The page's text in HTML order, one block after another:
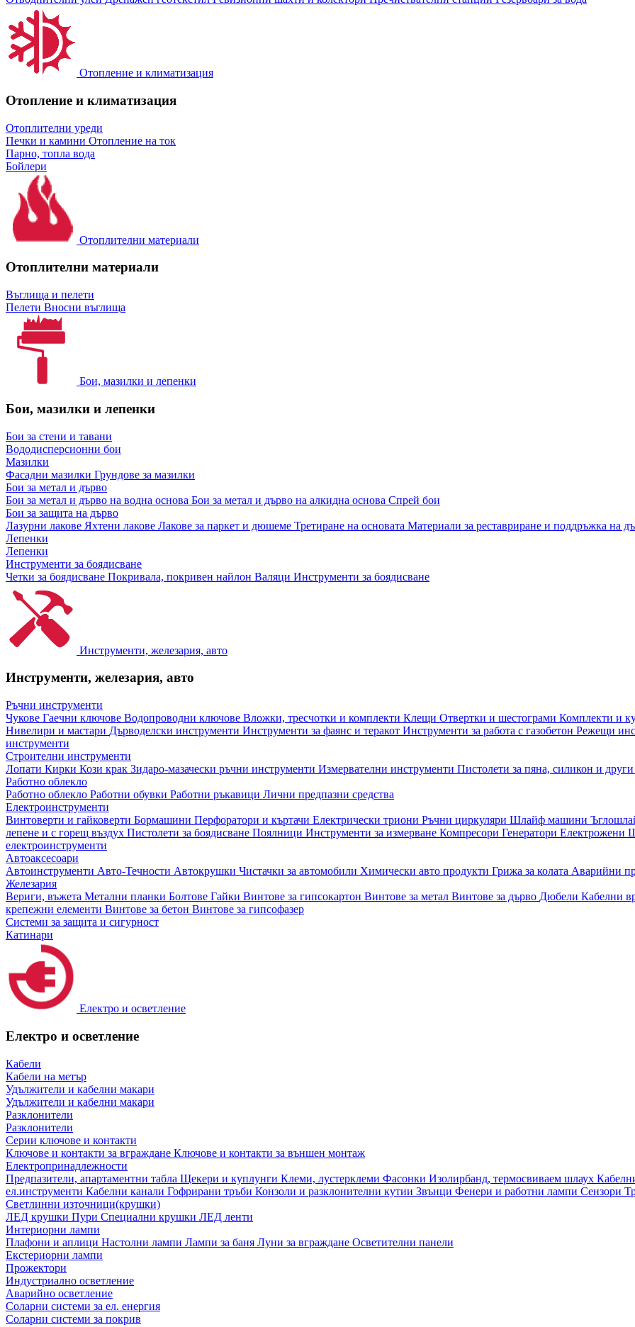
Отопление и климатизация
Отопление и климатизация
Отоплителни уреди
Печки и камини Отопление на ток
Парно, топла вода
Бойлери
Отоплителни материали
Отоплителни материали
Въглища и пелети
Пелети Вносни въглища
Бои, мазилки и лепенки
Бои, мазилки и лепенки
Бои за стени и тавани
Вододисперсионни бои
Мазилки
Фасадни мазилки Грундове за мазилки
Бои за метал и дърво
Бои за метал и дърво на водна основа Бои за метал и дърво на алкидна основа Спрей бои
Бои за защита на дърво
Лазурни лакове Яхтени лакове Лакове за паркет и дюшеме Третиране на основата Материали за реставриране и поддръжка на
Лепенки
Лепенки
Инструменти за боядисване
Четки за боядисване Покривала, покривен найлон Валяци Инструменти за боядисване
Инструменти, железария, авто
Инструменти, железария, авто
Ръчни инструменти
Чукове Гаечни ключове Водопроводни ключове Вложки, тресчотки и комплекти Клещи Отвертки и шестограми Комплекти и
Нивелири и мастари Дърводелски инструменти Инструменти за фаянс и теракот Инструменти за работа с газобетон Режещи
инструменти
Строителни инструменти
Лопати Кирки Кози крак Зидаро-мазачески ръчни инструменти Измервателни инструменти Пистолети за пяна, силикон и
Работно облекло
Работно облекло Работни обувки Работни ръкавици Лични предпазни средства
Електроинструменти
Винтоверти и гайковерти Бормашини Перфоратори и къртачи Електрически триони Ръчни циркуляри Шлайф машини
лепене и с горещ въздух Пистолети за боядисване Поялници Инструменти за измерване Компресори Генератори Електрожени
електроинструменти
Автоаксесоари
Автоинструменти Авто-Течности Автокрушки Чистачки за автомобили Химически авто продукти Грижа за колата Аварийни
Железария
Вериги, въжета Метални планки Болтове Гайки Винтове за гипсокартон Винтове за метал Винтове за дърво Дюбели Кабелни
крепежни елементи Винтове за бетон Винтове за гипсофазер
Системи за защита и сигурност
Катинари
Електро и осветление
Електро и осветление
Кабели
Кабели на метър
Удължители и кабелни макари
Удължители и кабелни макари
Разклонители
Разклонители
Серии ключове и контакти
Ключове и контакти за вграждане Ключове и контакти за външен монтаж
Електропринадлежности
Предпазители, апартаментни табла Щекери и куплунги Клеми, лустерклеми Фасонки Изолирбанд, термосвиваем шлаух
ел.инструменти Кабелни канали Гофрирани тръби Конзоли и разклонителни кутии Звънци Фенери и работни лампи Сензори
Светлинни източници(крушки)
ЛЕД крушки Пури Специални крушки ЛЕД ленти
Интериорни лампи
Плафони и аплици Настолни лампи Лампи за баня Луни за вграждане Осветителни панели
Екстериорни лампи
Прожектори
Индустриално осветление
Аварийно осветление
Соларни системи за ел. енергия
Соларни системи за покрив